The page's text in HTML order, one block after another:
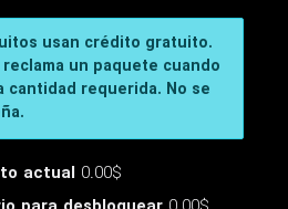
usan crédito gratuito.
un paquete cuando
cantidad requerida. No se
actual 0.00$